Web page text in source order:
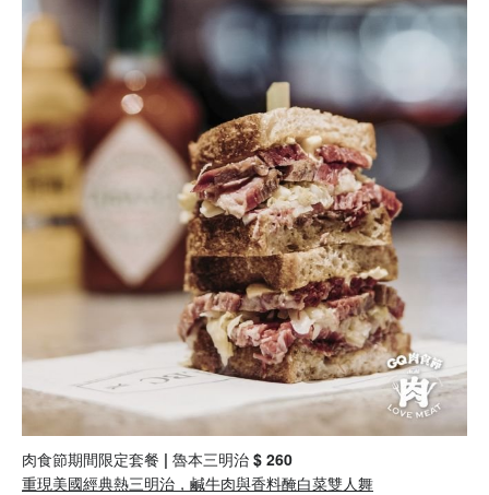
肉食節期間限定套餐 | 魯本三明治 $ 260
重現美國經典熱三明治，鹹牛肉與香料醃白菜雙人舞